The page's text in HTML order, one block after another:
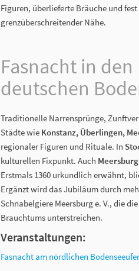
Figuren, überlieferte Bräuche und
grenzüberschreitender Nähe.
Fasnacht in den
deutschen
Traditionelle Narrensprünge,
Städte wie Konstanz, Überlingen,
regionaler Figuren und Rituale. In
kulturellen Fixpunkt. Auch Meersburg
Erstmals 1360 urkundlich erwähnt,
Ergänzt wird das Jubiläum durch
Schnabelgiere Meersburg e. V., die
Brauchtums unterstreichen.
Veranstaltungen:
Fasnacht am nördlichen Bodenseeufer